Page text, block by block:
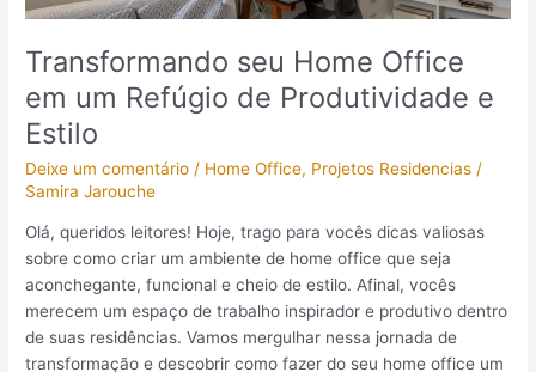
Transformando seu Home Office
em um Refúgio de Produtividade e
Estilo
Deixe um comentário / Home Office, Projetos Residencias /
Samira Jarouche
Olá, queridos leitores! Hoje, trago para vocês dicas valiosas
sobre como criar um ambiente de home office que seja
aconchegante, funcional e cheio de estilo. Afinal, vocês
merecem um espaço de trabalho inspirador e produtivo dentro
de suas residências. Vamos mergulhar nessa jornada de
transformação e descobrir como fazer do seu home office um
e